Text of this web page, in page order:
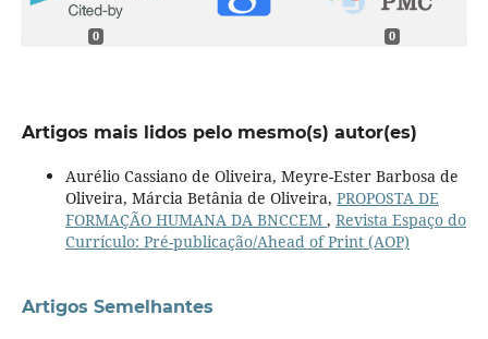
0 0
Artigos mais lidos pelo mesmo(s) autor(es)
Aurélio Cassiano de Oliveira, Meyre-Ester Barbosa de
Oliveira, Márcia Betânia de Oliveira, PROPOSTA DE
FORMAÇÃO HUMANA DA BNCCEM , Revista Espaço do
Currículo: Pré-publicação/Ahead of Print (AOP)
Artigos Semelhantes